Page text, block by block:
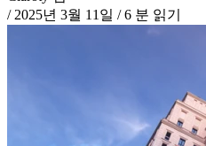
/ 2025년 3월 11일 /6 분 읽기